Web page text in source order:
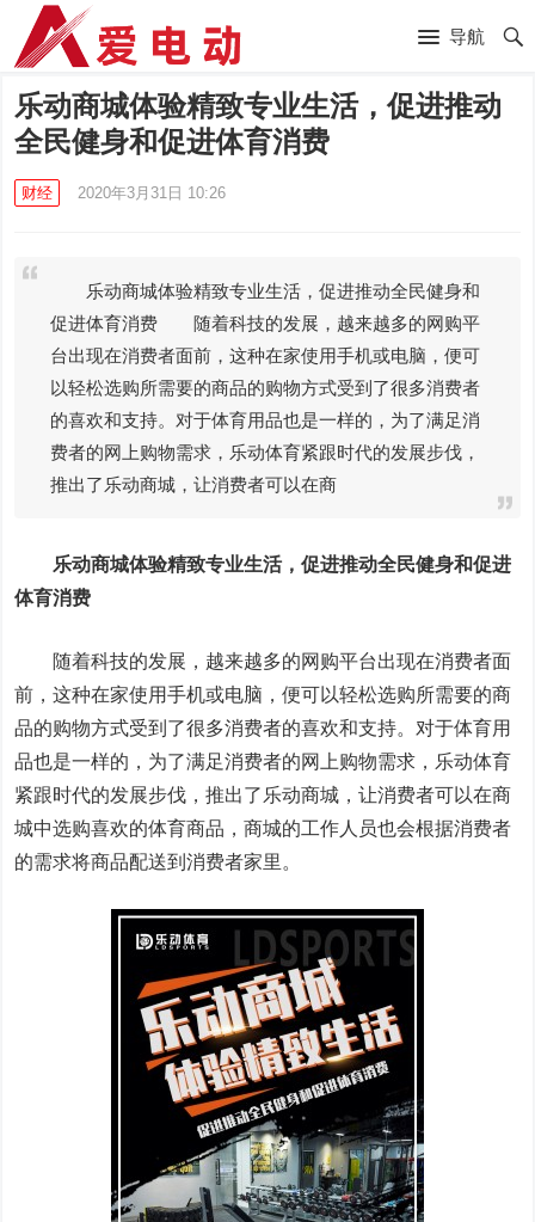
导航
乐动商城体验精致专业生活，促进推动
全民健身和促进体育消费
财经 2020年3月31日 10:26
乐动商城体验精致专业生活，促进推动全民健身和
促进体育消费 随着科技的发展，越来越多的网购平
台出现在消费者面前，这种在家使用手机或电脑，便可
以轻松选购所需要的商品的购物方式受到了很多消费者
的喜欢和支持。对于体育用品也是一样的，为了满足消
费者的网上购物需求，乐动体育紧跟时代的发展步伐，
推出了乐动商城，让消费者可以在商
乐动商城体验精致专业生活，促进推动全民健身和促进
体育消费
随着科技的发展，越来越多的网购平台出现在消费者面
前，这种在家使用手机或电脑，便可以轻松选购所需要的商
品的购物方式受到了很多消费者的喜欢和支持。对于体育用
品也是一样的，为了满足消费者的网上购物需求，乐动体育
紧跟时代的发展步伐，推出了乐动商城，让消费者可以在商
城中选购喜欢的体育商品，商城的工作人员也会根据消费者
的需求将商品配送到消费者家里。